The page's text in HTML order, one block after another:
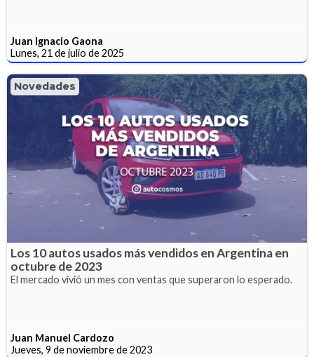
Juan Ignacio Gaona
Lunes, 21 de julio de 2025
Novedades
Los 10 autos usados más vendidos en Argentina en
octubre de 2023
El mercado vivió un mes con ventas que superaron lo esperado.
Juan Manuel Cardozo
Jueves, 9 de noviembre de 2023